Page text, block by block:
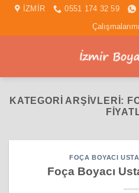
İçeriğeİZMİR 0551 174 32 59
KATEGORI ARŞIVLERI:
FOÇA BOYACI
Foça Boyacı